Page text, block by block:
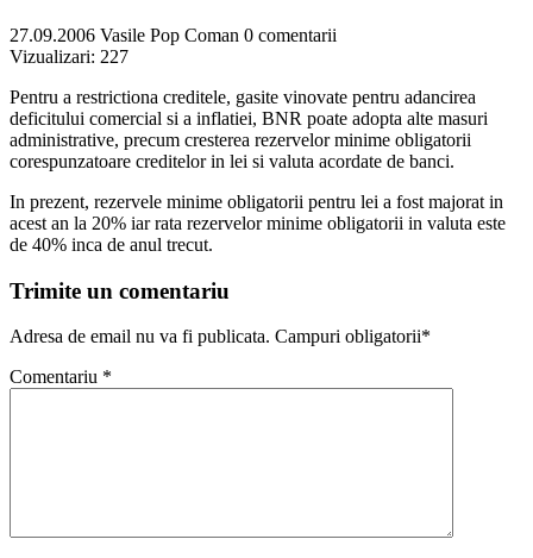
27.09.2006 Vasile Pop Coman 0 comentarii
Vizualizari: 227
Pentru a restrictiona creditele, gasite vinovate pentru adancirea
deficitului comercial si a inflatiei, BNR poate adopta alte masuri
administrative, precum cresterea rezervelor minime obligatorii
corespunzatoare creditelor in lei si valuta acordate de banci.
In prezent, rezervele minime obligatorii pentru lei a fost majorat in
acest an la 20% iar rata rezervelor minime obligatorii in valuta este
de 40% inca de anul trecut.
Trimite un comentariu
Adresa de email nu va fi publicata. Campuri obligatorii*
Comentariu *